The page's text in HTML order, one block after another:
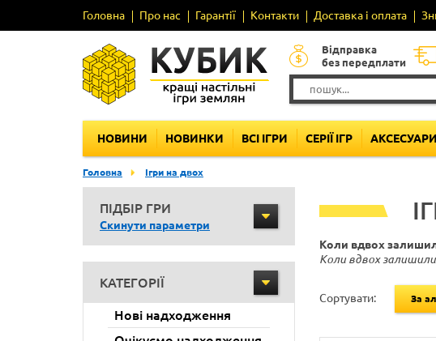
Головна Про нас Гарантії Контакти Доставка і оплата
Відправка
без передплати
НОВИНИ НОВИНКИ ВСІ ІГРИ СЕРІЇ ІГР АКСЕСУАРИ
Головна Ігри на двох
ПІДБІР ГРИ
Скинути параметри
КАТЕГОРІЇ
Нові надходження
Коли вдвох
Коли вдвох
Сортувати: За